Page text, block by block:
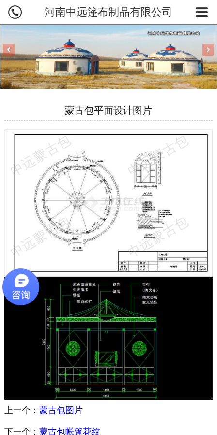
网站首页
蒙古包产品
蒙古包订制
蒙古包图片
业务范围
烤全羊炉
新闻资讯
关于中远
联系我们
河南中远篷布制品有限公司
蒙古包平面设计图片
上一个： 蒙古包图片
下一个： 蒙古包帐篷花纹